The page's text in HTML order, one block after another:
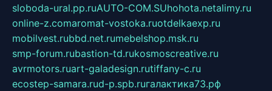
sloboda-ural.pp.ruAUTO-COM.SUhohota.netalimy.ru
online-z.comaromat-vostoka.ruotdelkaexp.ru
mobilvest.rubbd.net.rumebelshop.msk.ru
smp-forum.rubastion-td.rukosmoscreative.ru
avrmotors.ruart-galadesign.rutiffany-c.ru
ecostep-samara.rud-p.spb.ruгалактика73.рф